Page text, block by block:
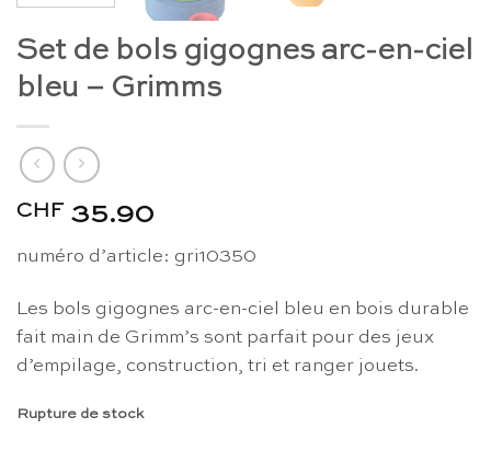
Set de bols gigognes arc-en-ciel
bleu – Grimms
CHF 35.90
numéro d’article: gri10350
Les bols gigognes arc-en-ciel bleu en bois durable
fait main de Grimm’s sont parfait pour des jeux
d’empilage, construction, tri et ranger jouets.
Rupture de stock